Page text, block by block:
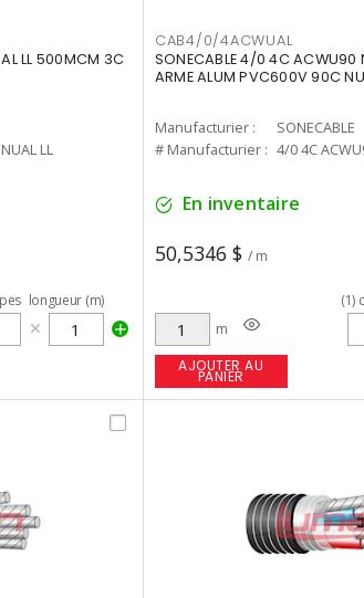
LL 500MCM 3C
LL
longueur (m)
CAB4/0/4ACWUAL
SONECABLE 4/0 4C ACWU90
ARME ALUM PVC600V 90C
Manufacturier :
SONECABLE
# Manufacturier : 4/0 4C
En inventaire
50,5346 $ / m
m
(1)
AJOUTER AU
PANIER